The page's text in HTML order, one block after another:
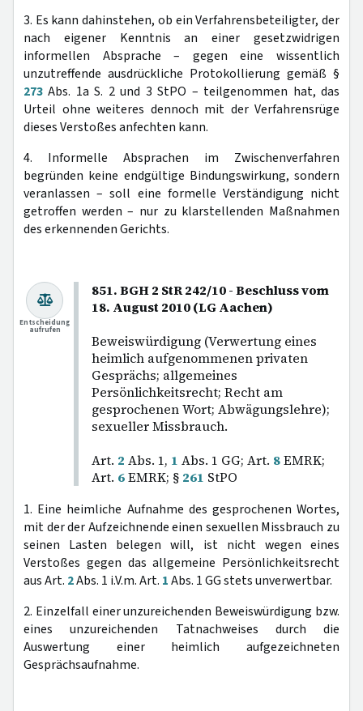
3. Es kann dahinstehen, ob ein Verfahrensbeteiligter, der
nach eigener Kenntnis an einer gesetzwidrigen
informellen Absprache – gegen eine wissentlich
unzutreffende ausdrückliche Protokollierung gemäß §
273 Abs. 1a S. 2 und 3 StPO – teilgenommen hat, das
Urteil ohne weiteres dennoch mit der Verfahrensrüge
dieses Verstoßes anfechten kann.
4. Informelle Absprachen im Zwischenverfahren
begründen keine endgültige Bindungswirkung, sondern
veranlassen – soll eine formelle Verständigung nicht
getroffen werden – nur zu klarstellenden Maßnahmen
des erkennenden Gerichts.
851. BGH 2 StR 242/10 - Beschluss vom
18. August 2010 (LG Aachen)
Beweiswürdigung (Verwertung eines
heimlich aufgenommenen privaten
Gesprächs; allgemeines
Persönlichkeitsrecht; Recht am
gesprochenen Wort; Abwägungslehre);
sexueller Missbrauch.
Art. 2 Abs. 1, 1 Abs. 1 GG; Art. 8EMRK;
Art. 6EMRK; § 261 StPO
Entscheidung
aufrufen
1. Eine heimliche Aufnahme des gesprochenen Wortes,
mit der der Aufzeichnende einen sexuellen Missbrauch zu
seinen Lasten belegen will, ist nicht wegen eines
Verstoßes gegen das allgemeine Persönlichkeitsrecht
aus Art. 2Abs. 1 i.V.m. Art. 1Abs. 1 GG stets unverwertbar.
2. Einzelfall einer unzureichenden Beweiswürdigung bzw.
eines unzureichenden Tatnachweises durch die
Auswertung einer heimlich aufgezeichneten
Gesprächsaufnahme.